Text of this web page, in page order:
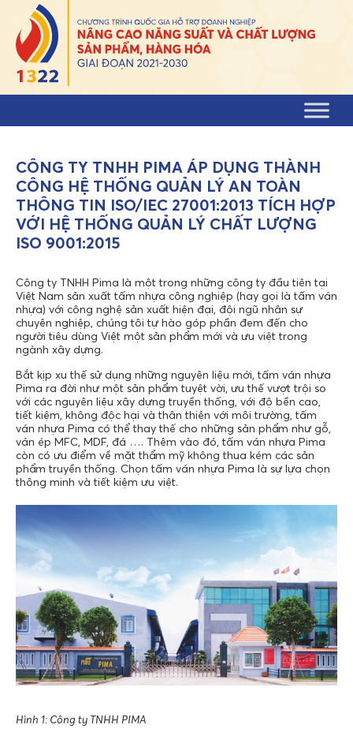
Skip to content
CÔNG TY TNHH PIMA ÁP DỤNG THÀNH
CÔNG HỆ THỐNG QUẢN LÝ AN TOÀN
THÔNG TIN ISO/IEC 27001:2013 TÍCH HỢP
VỚI HỆ THỐNG QUẢN LÝ CHẤT LƯỢNG
ISO 9001:2015
Công ty TNHH Pima là một trong những công ty đầu tiên tại
Việt Nam sản xuất tấm nhựa công nghiệp (hay gọi là tấm ván
nhựa) với công nghệ sản xuất hiện đại, đội ngũ nhân sự
chuyên nghiệp, chúng tôi tự hào góp phần đem đến cho
người tiêu dùng Việt một sản phẩm mới và ưu việt trong
ngành xây dựng.
Bắt kịp xu thế sử dụng những nguyên liệu mới, tấm ván nhựa
Pima ra đời như một sản phẩm tuyệt vời, ưu thế vượt trội so
với các nguyên liệu xây dựng truyền thống, với độ bền cao,
tiết kiệm, không độc hại và thân thiện với môi trường, tấm
ván nhựa Pima có thể thay thế cho những sản phẩm như gỗ,
ván ép MFC, MDF, đá …. Thêm vào đó, tấm ván nhựa Pima
còn có ưu điểm về mặt thẩm mỹ không thua kém các sản
phẩm truyền thống. Chọn tấm ván nhựa Pima là sự lựa chọn
thông minh và tiết kiệm ưu việt.
Hình 1: Công ty TNHH PIMA